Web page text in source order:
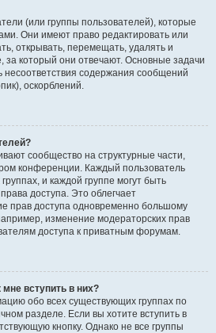
(или группы пользователей), которые
Они имеют право редактировать или
открывать, перемещать, удалять и
который они отвечают. Основные задачи
содержания сообщений
оскорблений.
сообщество на структурные части,
конференции. Каждый пользователь
и каждой группе могут быть
доступа. Это облегчает
прав доступа одновременно большому
изменение модераторских прав
доступа к приватным форумам.
мне вступить в них?
обо всех существующих группах по
разделе. Если вы хотите вступить в
кнопку. Однако не все группы